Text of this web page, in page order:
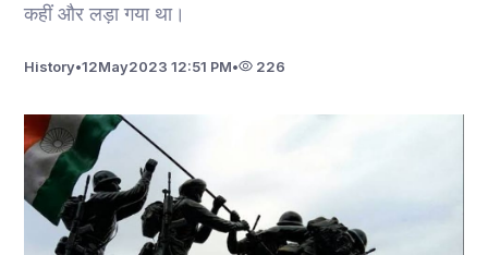
कहीं और लड़ा गया था।
History•12May2023 12:51 PM• 226